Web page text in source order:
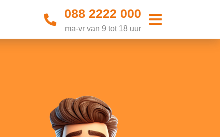
088 2222 000
ma-vr van 9 tot 18 uur